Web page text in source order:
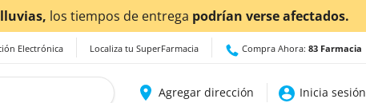
los tiempos de entrega podrían verse afectados.
Electrónica Localiza tu SuperFarmacia Compra Ahora: 83 Farmacia
Agregar dirección Inicia sesión